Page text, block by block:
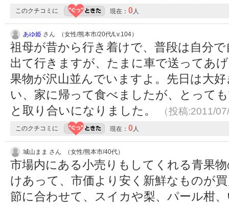
このクチコミに 現在： 0人
あゆ姫 さん （女性/熊本市/20代/Lv.104）
祖母が昔から行き着けで、普段は自分
出て行きますが、たまに車で送ってあ
果物が沢山並んでいますよ。先日は大
い、家に帰って食べましたが、とって
と取り合いになりました。
（投稿:2011/
このクチコミに 現在： 0人
城山まま さん （女性/熊本市/40代）
市場内にある小売りもしてくれる青果
けあって、市価より安く新鮮なものが
節に合わせて、スイカや梨、パール柑